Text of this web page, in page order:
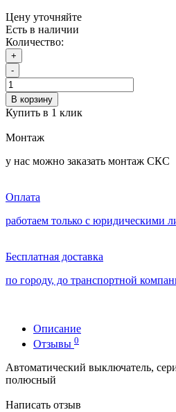
Цену уточняйте
Есть в наличии
Количество:
+
-
В корзину
Купить в 1 клик
Монтаж
у нас можно заказать монтаж СКС
Оплата
работаем только с юридическими
Бесплатная доставка
по городу, до транспортной
Описание
Отзывы 0
Автоматический выключатель,
полюсный
Написать отзыв